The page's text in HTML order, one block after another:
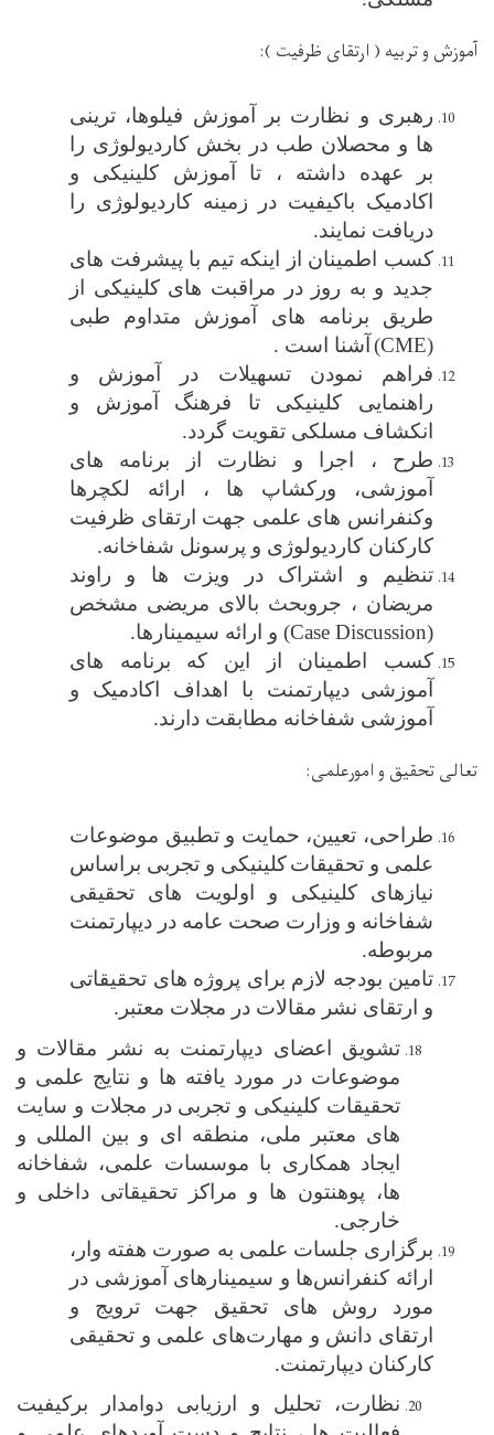
آموزش و تربیه ( ارتقای ظرفیت ):
رهبری و نظارت بر آموزش فیلوها، ترینی
ها و محصلان طب در بخش کاردیولوژی را
بر عهده داشته ، تا آموزش کلینیکی و
اکادمیک باکیفیت در زمینه کاردیولوژی را
دریافت نمایند.
کسب اطمینان از اینکه تیم با پیشرفت ‌های
جدید و به روز در مراقبت ‌های کلینیکی از
طریق برنامه ‌های آموزش متداوم طبی
(CME) آشنا ست .
فراهم نمودن تسهیلات در آموزش و
راهنمایی کلینیکی تا فرهنگ آموزش و
انکشاف مسلکی تقویت گردد.
طرح ، اجرا و نظارت از
برنامه ‌های
آموزشی، ورکشاپ ‌ها ،
ارائه لکچرها
وکنفرانس های علمی جهت ارتقای ظرفیت
کارکنان کاردیولوژی و پرسونل شفاخانه.
تنظیم و
اشتراک در ویزت ها و راوند
مریضان ، جروبحث بالای مریضی مشخص
(
Case Discussion) و ارائه سیمینارها.
کسب اطمینان از این که برنامه ‌های
آموزشی دیپارتمنت با اهداف اکادمیک و
آموزشی شفاخانه مطابقت دارند.
تعالی تحقیق و امورعلمی:
طراحی، تعیین، حمایت و تطبیق موضوعات
علمی و تحقیقاتکلینیکی و تجربی براساس
نیازهای کلینیکی و اولویت ‌های تحقیقی
شفاخانه و وزارت صحت عامه در دیپارتمنت
مربوطه.
تامین بودجه لازم برای پروژه ‌های تحقیقاتی
و ارتقای نشر مقالات در مجلات معتبر.
تشویق اعضای دیپارتمنت به نشر مقالات و
موضوعات در مورد یافته ها و نتایج علمی و
تحقیقات کلینیکی و تجربی در مجلات و سایت
های معتبر ملی، منطقه ای و بین المللی و
ایجاد همکاری با موسسات علمی، شفاخانه
ها، پوهنتون ها و مراکز تحقیقاتی داخلی و
خارجی.
برگزاری جلسات علمی به صورت هفته وار،
ارائه کنفرانس‌ها و سیمینارهای آموزشی در
مورد روش های تحقیق جهت ترویج و
ارتقای دانش و مهارت‌های علمی و تحقیقی
کارکنان دیپارتمنت.
نظارت، تحلیل و ارزیابی دوامدار برکیفیت